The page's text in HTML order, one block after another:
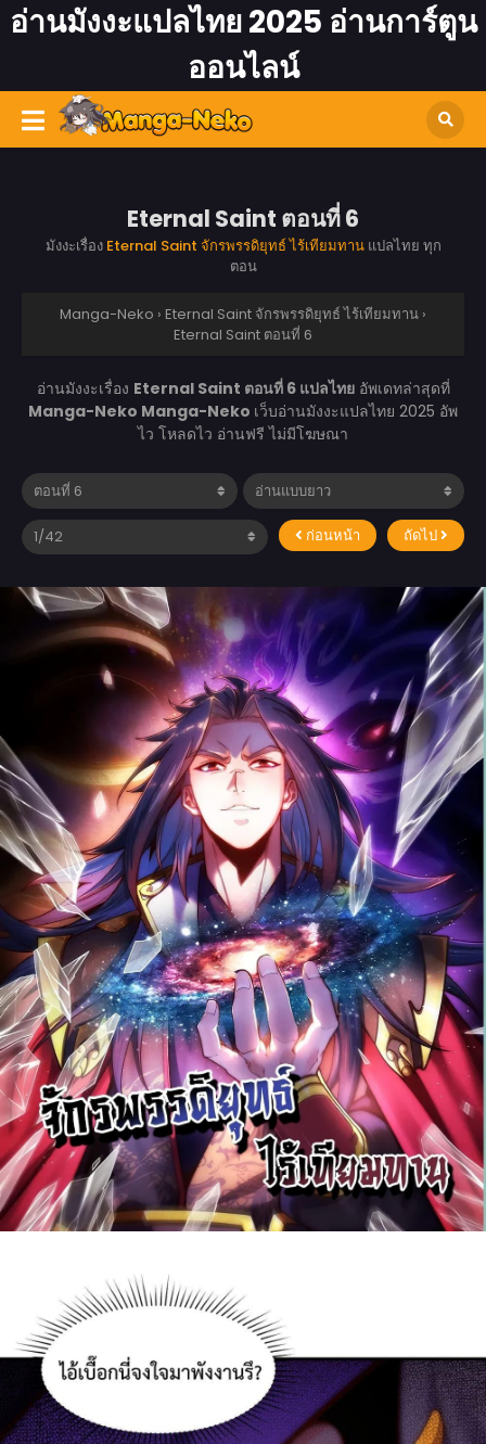
อ่านมังงะแปลไทย 2025 อ่านการ์ตูน
ออนไลน์
Eternal Saint ตอนที่ 6
มังงะเรื่อง Eternal Saint จักรพรรดิยุทธ์ ไร้เทียมทานแปลไทย ทุก
ตอน
Manga-Neko › Eternal Saint จักรพรรดิยุทธ์ ไร้เทียมทาน ›
Eternal Saint ตอนที่ 6
อ่านมังงะเรื่อง Eternal Saint ตอนที่ 6 แปลไทยอัพเดทล่าสุดที่
Manga-Neko Manga-Neko เว็บอ่านมังงะแปลไทย 2025 อัพ
ไว โหลดไว อ่านฟรี ไม่มีโฆษณา
ก่อนหน้า ถัดไป